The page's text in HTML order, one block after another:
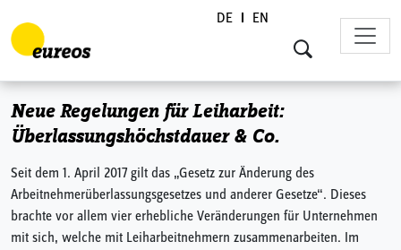
Skip to content
DE EN
Neue Regelungen für Leiharbeit:
Überlassungshöchstdauer & Co.
Seit dem 1. April 2017 gilt das „Gesetz zur Änderung des
Arbeitnehmerüberlassungsgesetzes und anderer Gesetze“. Dieses
brachte vor allem vier erhebliche Veränderungen für Unternehmen
mit sich, welche mit Leiharbeitnehmern zusammenarbeiten. Im